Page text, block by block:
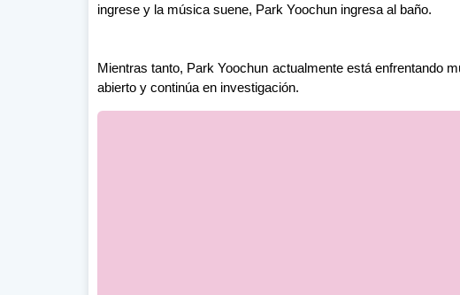
ingrese y la música suene, Park Yoochun ingresa al baño.
Mientras tanto, Park Yoochun actualmente está enfrentando
abierto y continúa en investigación.